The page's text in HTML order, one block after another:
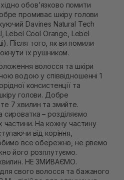
обов’язково помити
промиває шкіру голови
Davines Natural Tech
Lebel Cool Orange, Lebel
Після того, як ви помили
їх рушником.
волосся та шкіри
водою у співвідношенні 1
консистенції та
голови. Добре
7 хвилин та змийте.
сироватка – розділяємо
частини. На кожну частину
від коріння,
все обережно, не рвемо
його розплутуємо.
НЕ ЗМИВАЄМО.
свого волосся та бажаного